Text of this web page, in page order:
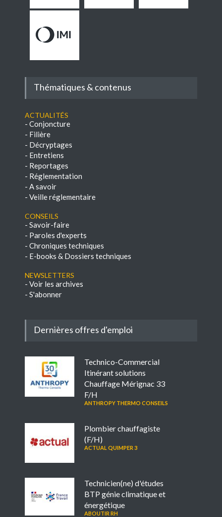
Thématiques & contenus
Actualités
- Conjoncture
- Filière
- Décryptages
- Entretiens
- Reportages
- Réglementation
- A savoir
- Veille réglementaire
Conseils
- Savoir-faire
- Paroles d'experts
- Chroniques techniques
- E-books & Dossiers techniques
NEWSLETTERS
- Voir les archives
- S'abonner
Dernières offres d'emploi
Technico-Commercial
Itinérant solutions
Chauffage Mérignac 33
F/H
ANTHROPY THERMO CONSEILS
Plombier chauffagiste
(F/H)
ACTUAL QUIMPER 3
Technicien(ne) d'études
BTP génie climatique et
énergétique
ABOUTIR RH